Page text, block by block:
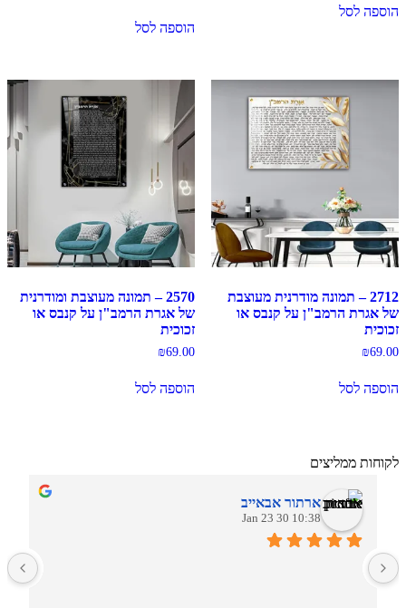
הוספה לסל
הוספה לסל
2712 – תמונה מודרנית מעוצבת
של אגרת הרמב"ן על קנבס או
זכוכית
₪69.00
הוספה לסל
2570 – תמונה מעוצבת ומודרנית
של אגרת הרמב"ן על קנבס או
זכוכית
₪69.00
הוספה לסל
לקוחות ממליצים
ארתור אבאייב
10:38 30 Jan 23